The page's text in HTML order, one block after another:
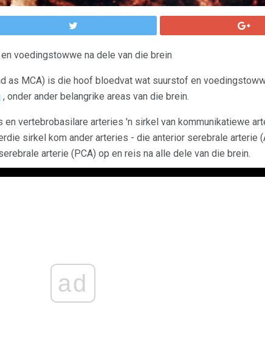
voedingstowwe na dele van die brein
as MCA) is die hoof bloedvat wat suurstof en
, onder ander belangrike areas van die brein.
vertebrobasilare arteries 'n sirkel van kommunikatiewe
sirkel kom ander arteries - die anterior serebrale arterie
arterie (PCA) op en reis na alle dele van die brein.
ad